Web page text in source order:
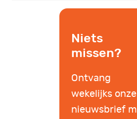
Niets
missen?
Ontvang
wekelijks onze
nieuwsbrief